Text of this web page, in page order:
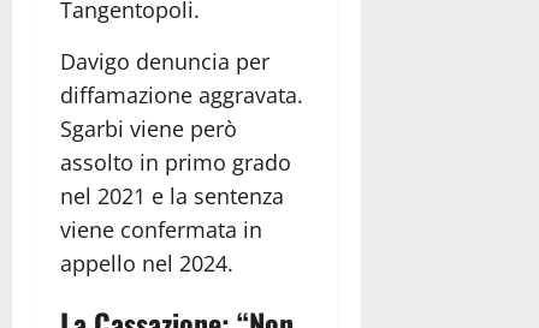
Tangentopoli.
Davigo denuncia per
diffamazione aggravata.
Sgarbi viene però
assolto in primo grado
nel 2021 e la sentenza
viene confermata in
appello nel 2024.